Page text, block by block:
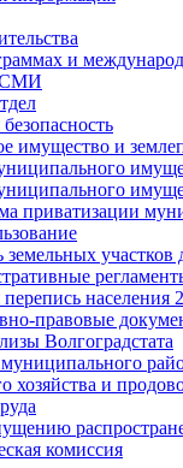
и
СМИ
имущество и
приватизации
земельных участков
населения
правовые
Волгоградстата
хозяйства и
комиссия